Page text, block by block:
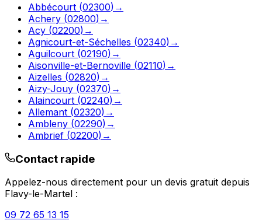
Abbécourt (02300) →
Achery (02800) →
Acy (02200) →
Agnicourt-et-Séchelles (02340) →
Aguilcourt (02190) →
Aisonville-et-Bernoville (02110) →
Aizelles (02820) →
Aizy-Jouy (02370) →
Alaincourt (02240) →
Allemant (02320) →
Ambleny (02290) →
Ambrief (02200) →
Contact rapide
Appelez-nous directement pour un devis gratuit depuis
Flavy-le-Martel :
09 72 65 13 15